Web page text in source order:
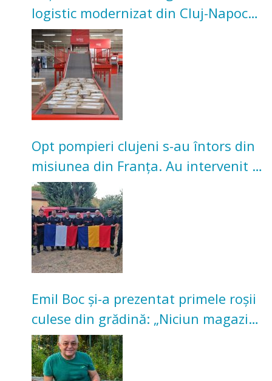
logistic modernizat din Cluj-Napoca.
Investiție de 3 milioane de euro
Opt pompieri clujeni s-au întors din
misiunea din Franța. Au intervenit la
incendii de vegetație și pădure
Emil Boc și-a prezentat primele roșii
culese din grădină: „Niciun magazin
nu poate oferi această satisfacție”